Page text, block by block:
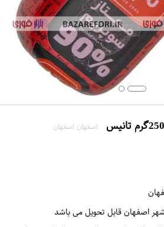
اصفهان اصفهان
اصفهان قابل تحویل می باشد